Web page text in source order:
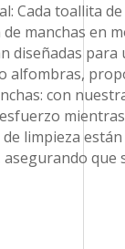
Cada toallita
manchas en
diseñadas
alfombras,
con
limpieza